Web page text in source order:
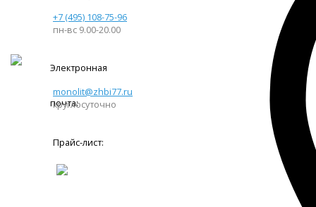
+7 (495) 108-75-96
пн-вс 9.00-20.00
Электронная
почта:
monolit@zhbi77.ru
круглосуточно
Прайс-лист: